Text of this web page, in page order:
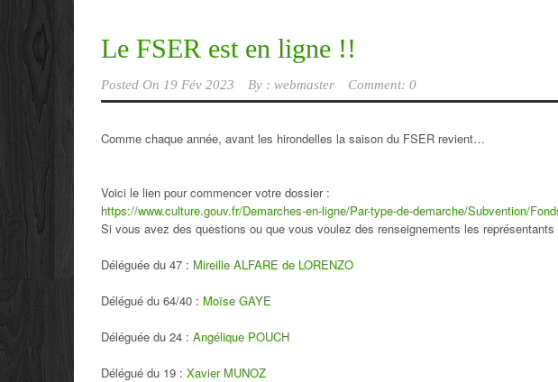
Le FSER est en ligne !!
Posted On 19 Fév 2023 By : webmaster Comment: 0
Comme chaque année, avant les hirondelles la saison du FSER revient…
Voici le lien pour commencer votre dossier :
https://www.culture.gouv.fr/Demarches-en-ligne/Par-type-de-demarche/Subvention/
Si vous avez des questions ou que vous voulez des renseignements les
Déléguée du 47 : Mireille ALFARE de LORENZO
Délégué du 64/40 : Moïse GAYE
Déléguée du 24 : Angélique POUCH
Délégué du 19 : Xavier MUNOZ